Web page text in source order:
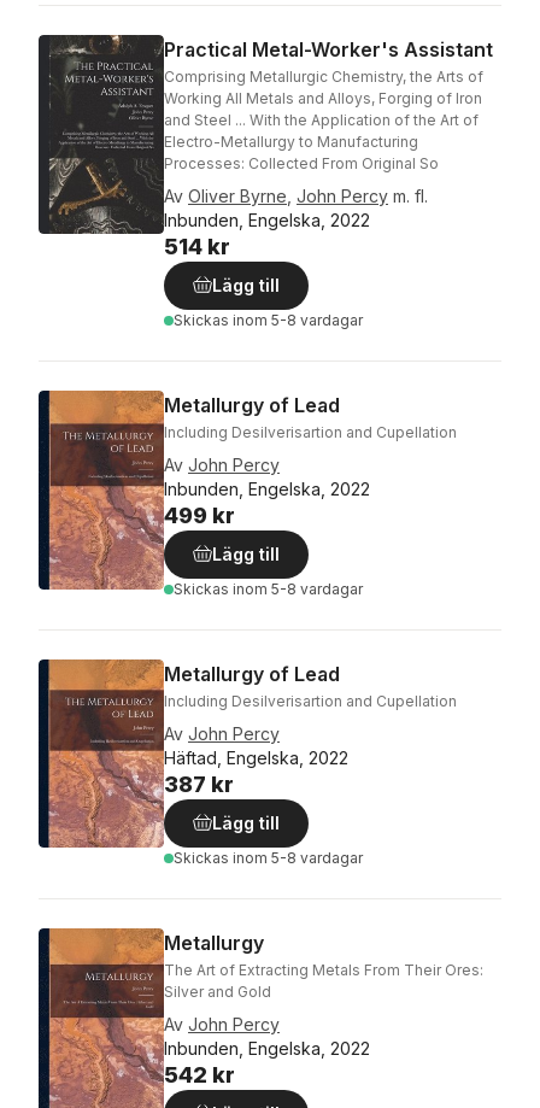
Practical Metal-Worker's Assistant
Comprising Metallurgic Chemistry, the Arts of
Working All Metals and Alloys, Forging of Iron
and Steel ... With the Application of the Art of
Electro-Metallurgy to Manufacturing
Processes: Collected From Original So
Av Oliver Byrne John Percy m. fl.
Inbunden, Engelska, 2022
514 kr
Lägg till
Skickas inom 5-8 vardagar
Metallurgy of Lead
Including Desilverisartion and Cupellation
Av John Percy
Inbunden, Engelska, 2022
499 kr
Lägg till
Skickas inom 5-8 vardagar
Metallurgy of Lead
Including Desilverisartion and Cupellation
Av John Percy
Häftad, Engelska, 2022
387 kr
Lägg till
Skickas inom 5-8 vardagar
Metallurgy
The Art of Extracting Metals From Their Ores:
Silver and Gold
Av John Percy
Inbunden, Engelska, 2022
542 kr